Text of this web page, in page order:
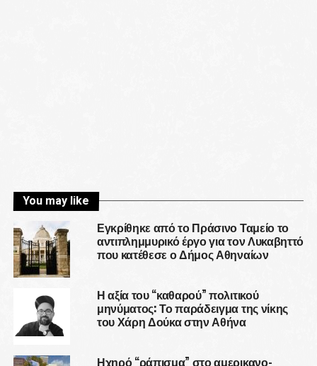
You may like
Εγκρίθηκε από το Πράσινο Ταμείο το
αντιπλημμυρικό έργο για τον Λυκαβηττό
που κατέθεσε ο Δήμος Αθηναίων
Η αξία του “καθαρού” πολιτικού
μηνύματος: Το παράδειγμα της νίκης
του Χάρη Δούκα στην Αθήνα
Ηχηρό “ράπισμα” στο αμερικανο-